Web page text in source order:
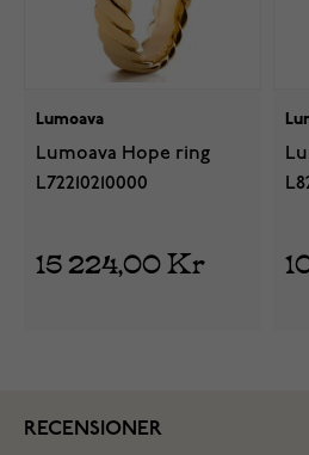
Lumoava
Lumoava Hope ring
L72210210000
15 224,00 Kr
RECENSIONER